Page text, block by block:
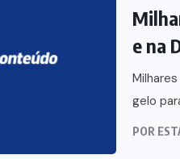
e na
gelo
POR